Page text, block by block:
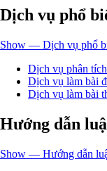
Dịch vụ phổ
Show — Dịch vụ phổ
Dịch vụ phân
Dịch vụ làm bài
Dịch vụ làm bài
Hướng dẫn
Show — Hướng dẫn